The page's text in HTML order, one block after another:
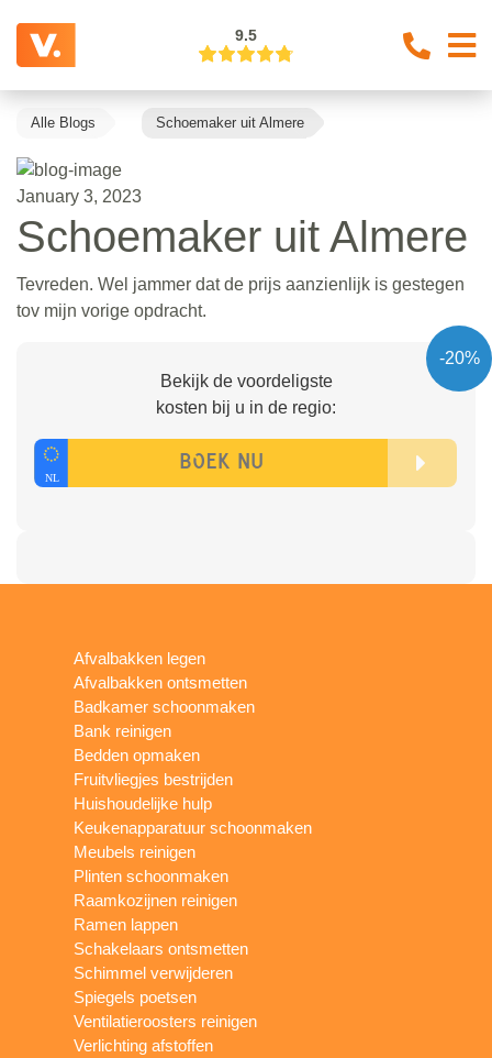
9.5
Alle Blogs Schoemaker uit Almere
January 3, 2023
Schoemaker uit Almere
Tevreden. Wel jammer dat de prijs aanzienlijk is gestegen
tov mijn vorige opdracht.
-20%
Bekijk de voordeligste
kosten bij u in de regio:
Afvalbakken legen
Afvalbakken ontsmetten
Badkamer schoonmaken
Bank reinigen
Bedden opmaken
Fruitvliegjes bestrijden
Huishoudelijke hulp
Keukenapparatuur schoonmaken
Meubels reinigen
Plinten schoonmaken
Raamkozijnen reinigen
Ramen lappen
Schakelaars ontsmetten
Schimmel verwijderen
Spiegels poetsen
Ventilatieroosters reinigen
Verlichting afstoffen